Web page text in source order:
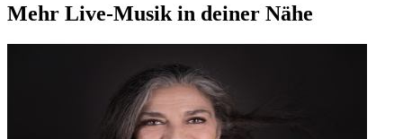
Mehr Live-Musik in deiner Nähe